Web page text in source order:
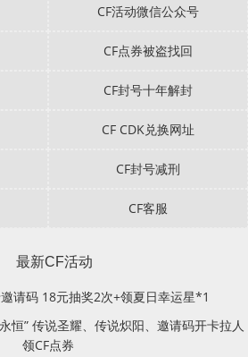
CF活动微信公众号
CF点券被盗找回
CF封号十年解封
CF CDK兑换网址
CF封号减刑
CF客服
最新CF活动
请码 18元抽奖2次+领夏日幸运星*1
恒” 传说圣耀、传说炽阳、邀请码开卡拉人
领CF点券